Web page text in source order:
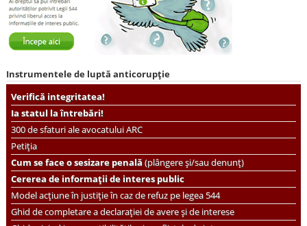
Instrumentele de luptă anticorupție
Verifică integritatea!
Ia statul la întrebări!
300 de sfaturi ale avocatului ARC
Petiția
Cum se face o sesizare penală(plângere și/sau denunț)
Cererea de informații de interes public
Model acțiune în justiție în caz de refuz pe legea 544
Ghid de completare a declarației de avere și de interese